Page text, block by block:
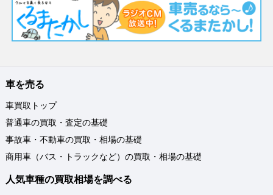
車を売る
車買取トップ
普通車の買取・査定の基礎
事故車・不動車の買取・相場の基礎
商用車（バス・トラックなど）の買取・相場の基礎
人気車種の買取相場を調べる